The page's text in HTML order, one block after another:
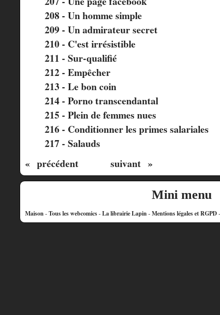
208 - Un homme simple
209 - Un admirateur secret
210 - C'est irrésistible
211 - Sur-qualifié
212 - Empêcher
213 - Le bon coin
214 - Porno transcendantal
215 - Plein de femmes nues
216 - Conditionner les primes salariales
217 - Salauds
« précédent
suivant »
Mini menu
Maison-Tous les webcomics-La librairie Lapin-Mentions légales et RGPD